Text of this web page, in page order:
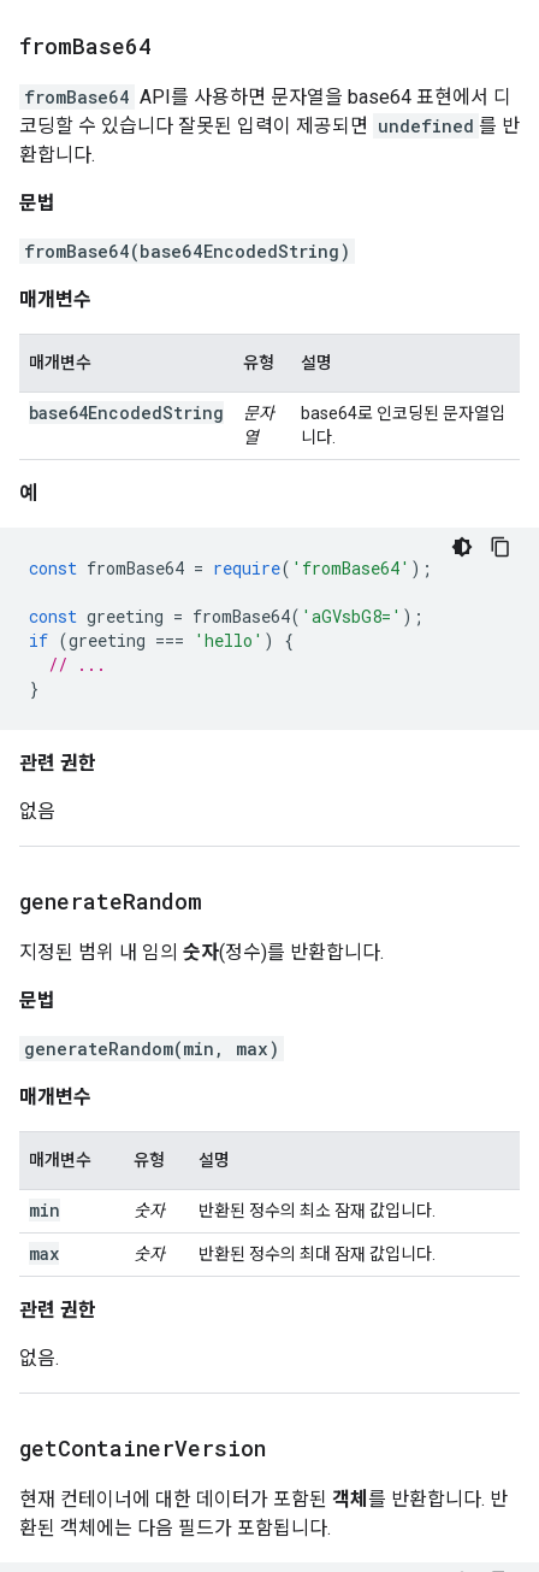
fromBase64
fromBase64 API를 사용하면 문자열을 base64 표현에서 디
코딩할 수 있습니다 잘못된 입력이 제공되면 undefined 를 반
환합니다.
문법
fromBase64(base64EncodedString)
매개변수
매개변수 유형 설명
base64EncodedString
문자
열
base64로 인코딩된 문자열입
니다.
예
const fromBase64 = require( 'fromBase64' );
const greeting = fromBase64( 'aGVsbG8=' );
if (greeting === 'hello' )
{
// ...
}
관련 권한
없음
generateRandom
지정된 범위 내 임의 숫자(정수)를 반환합니다.
문법
generateRandom(min, max)
매개변수
매개변수 유형 설명
min 숫자 반환된 정수의 최소 잠재 값입니다.
max 숫자 반환된 정수의 최대 잠재 값입니다.
관련 권한
없음.
getContainerVersion
현재 컨테이너에 대한 데이터가 포함된 객체 를 반환합니다. 반
환된 객체에는 다음 필드가 포함됩니다.